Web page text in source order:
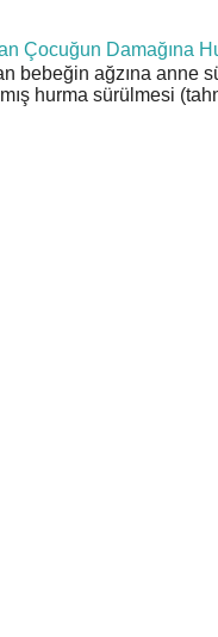
Çocuğun Damağına
bebeğin ağzına anne
hurma sürülmesi